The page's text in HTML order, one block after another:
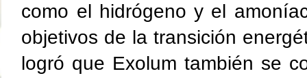
como el hidrógeno y el
objetivos de la transición
logró que Exolum también se